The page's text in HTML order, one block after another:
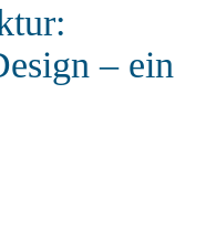
– ein